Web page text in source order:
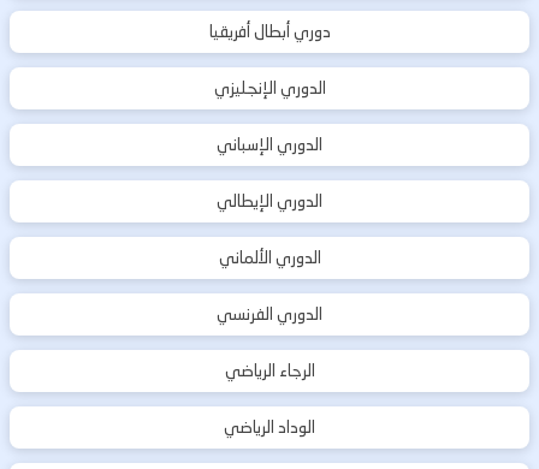
دوري أبطال أفريقيا
الدوري الإنجليزي
الدوري الإسباني
الدوري الإيطالي
الدوري الألماني
الدوري الفرنسي
الرجاء الرياضي
الوداد الرياضي